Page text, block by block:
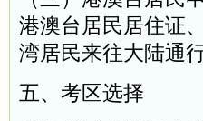
港澳台居民居住证
湾居民来往大陆通行
五、考区选择